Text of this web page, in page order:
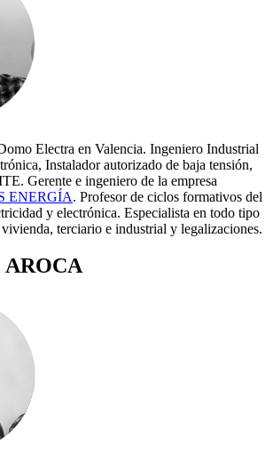
Electra en Valencia. Ingeniero Industrial
Instalador autorizado de baja tensión,
Gerente e ingeniero de la empresa
ENERGÍA. Profesor de ciclos formativos del
y electrónica. Especialista en todo tipo
terciario e industrial y legalizaciones.
AROCA